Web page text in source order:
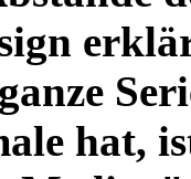
hat,